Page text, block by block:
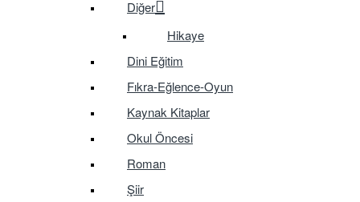
Diğer
Hikaye
Dini Eğitim
Fıkra-Eğlence-Oyun
Kaynak Kitaplar
Okul Öncesi
Roman
Şiir